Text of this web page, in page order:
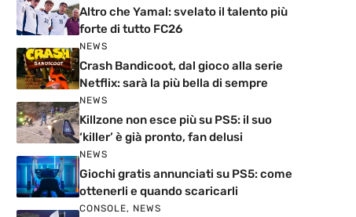
Altro che Yamal: svelato il talento più
forte di tutto FC26
NEWS
Crash Bandicoot, dal gioco alla serie
Netflix: sarà la più bella di sempre
NEWS
Killzone non esce più su PS5: il suo
‘killer’ è già pronto, fan delusi
NEWS
Giochi gratis annunciati su PS5: come
ottenerli e quando scaricarli
CONSOLE, NEWS